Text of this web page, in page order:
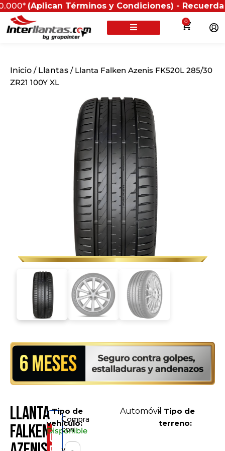
Términos y Condiciones) - Recuerda que
0
Inicio / Llantas / Llanta Falken Azenis FK520L 285/30
ZR21 100Y XL
Llanta
FalkenConsíguelo
Disponible
Compra
con
• Tipo de
vehículo:
Automóvil• Tipo de
terreno: